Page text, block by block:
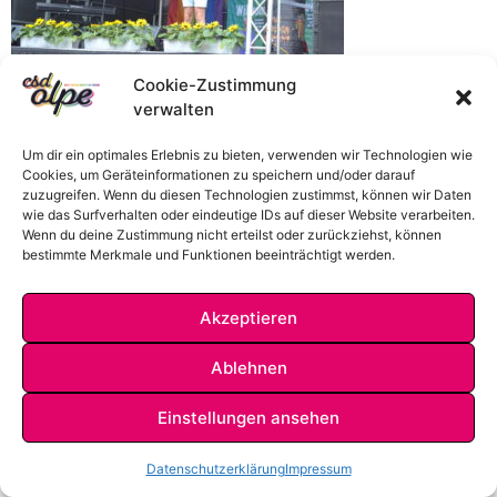
Cookie-Zustimmung
verwalten
Um dir ein optimales Erlebnis zu bieten, verwenden wir Technologien wie
Cookies, um Geräteinformationen zu speichern und/oder darauf
zuzugreifen. Wenn du diesen Technologien zustimmst, können wir Daten
wie das Surfverhalten oder eindeutige IDs auf dieser Website verarbeiten.
Wenn du deine Zustimmung nicht erteilst oder zurückziehst, können
bestimmte Merkmale und Funktionen beeinträchtigt werden.
Akzeptieren
Ablehnen
Einstellungen ansehen
DatenschutzerklärungImpressum
DATENSCHUTZKONTAKT